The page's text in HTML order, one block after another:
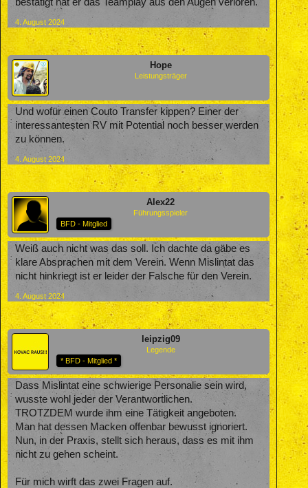
4. August 2024
Hope
Leistungsträger
Und wofür einen Couto Transfer kippen? Einer der
interessantesten RV mit Potential noch besser werden
zu können.
4. August 2024
Alex22
Führungsspieler
BFD - Mitglied
Weiß auch nicht was das soll. Ich dachte da gäbe es
klare Absprachen mit dem Verein. Wenn Mislintat das
nicht hinkriegt ist er leider der Falsche für den Verein.
4. August 2024
leipzig09
Legende
* BFD - Mitglied *
Dass Mislintat eine schwierige Personalie sein wird,
wusste wohl jeder der Verantwortlichen.
TROTZDEM wurde ihm eine Tätigkeit angeboten.
Man hat dessen Macken offenbar bewusst ignoriert.
Nun, in der Praxis, stellt sich heraus, dass es mit ihm
nicht zu gehen scheint.
Für mich wirft das zwei Fragen auf.